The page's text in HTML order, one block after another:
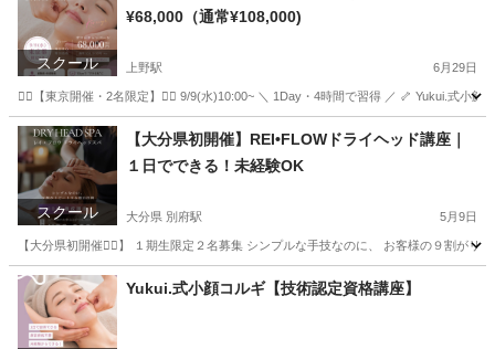
スクール
¥68,000（通常¥108,000)
上野駅 6月29日
❤️‍🔥【東京開催・2名限定】❤️‍🔥 9/9(水)10:00~ ＼ 1Day・4時間で習得 ／ 🦴 Yukui.式小
東京 墨田区 上野駅 その他
スクール
【大分県初開催】REI•FLOWドライヘッド講座｜
１日でできる！未経験OK
大分県 別府駅 5月9日
【大分県初開催❤️‍🔥】 １期生限定２名募集 シンプルな手技なのに、 お客様の９割が
大分 別府市 快眠
Yukui.式小顔コルギ【技術認定資格講座】